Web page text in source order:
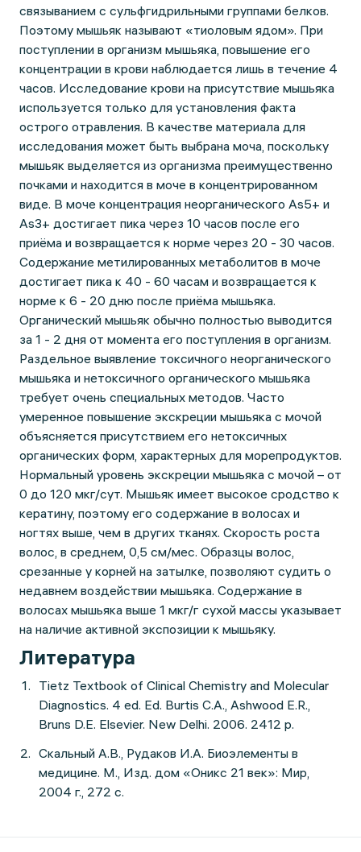
связыванием с сульфгидрильными группами белков.
Поэтому мышьяк называют «тиоловым ядом». При
поступлении в организм мышьяка, повышение его
концентрации в крови наблюдается лишь в течение 4
часов. Исследование крови на присутствие мышьяка
используется только для установления факта
острого отравления. В качестве материала для
исследования может быть выбрана моча, поскольку
мышьяк выделяется из организма преимущественно
почками и находится в моче в концентрированном
виде. В моче концентрация неорганического As5+ и
As3+ достигает пика через 10 часов после его
приёма и возвращается к норме через 20 - 30 часов.
Содержание метилированных метаболитов в моче
достигает пика к 40 - 60 часам и возвращается к
норме к 6 - 20 дню после приёма мышьяка.
Органический мышьяк обычно полностью выводится
за 1 - 2 дня от момента его поступления в организм.
Раздельное выявление токсичного неорганического
мышьяка и нетоксичного органического мышьяка
требует очень специальных методов. Часто
умеренное повышение экскреции мышьяка с мочой
объясняется присутствием его нетоксичных
органических форм, характерных для морепродуктов.
Нормальный уровень экскреции мышьяка с мочой – от
0 до 120 мкг/сут. Мышьяк имеет высокое сродство к
кератину, поэтому его содержание в волосах и
ногтях выше, чем в других тканях. Скорость роста
волос, в среднем, 0,5 см/мес. Образцы волос,
срезанные у корней на затылке, позволяют судить о
недавнем воздействии мышьяка. Содержание в
волосах мышьяка выше 1 мкг/г сухой массы указывает
на наличие активной экспозиции к мышьяку.
Литература
Tietz Textbook of Clinical Chemistry and Molecular
Diagnostics. 4 ed. Ed. Burtis C.A., Ashwood E.R.,
Bruns D.E. Elsevier. New Delhi. 2006. 2412 p.
Скальный А.В., Рудаков И.А. Биоэлементы в
медицине. М., Изд. дом «Оникс 21 век»: Мир,
2004 г., 272 с.